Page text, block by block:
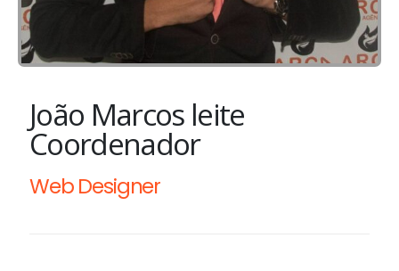
João Marcos leite
Coordenador
Web Designer